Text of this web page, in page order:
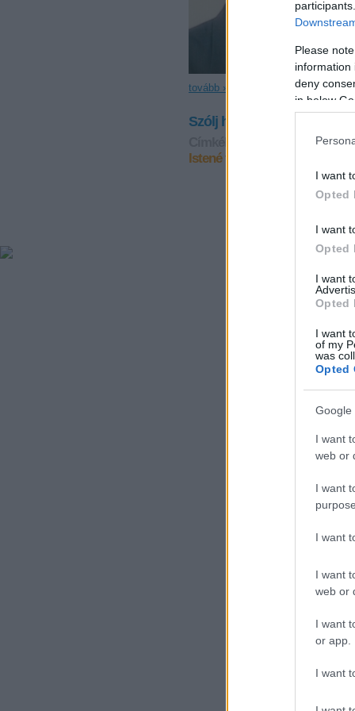
Please
information
deny
in below
I want
Opted
I want
Opted
I want
Opted
I want
of my
was
Opted
Google
I want
web or
I want
I want
I want
web or
I want
or app.
I want
tovább »
Szólj hozzá!
segíts
Istené vagyok a teremtés a